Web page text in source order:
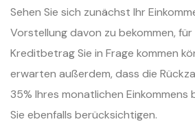
Sehen Sie sich zunächst Ihr
Vorstellung davon zu bekommen, für
Kreditbetrag Sie in Frage kommen
erwarten außerdem, dass die
35% Ihres monatlichen Einkommens
Sie ebenfalls berücksichtigen.